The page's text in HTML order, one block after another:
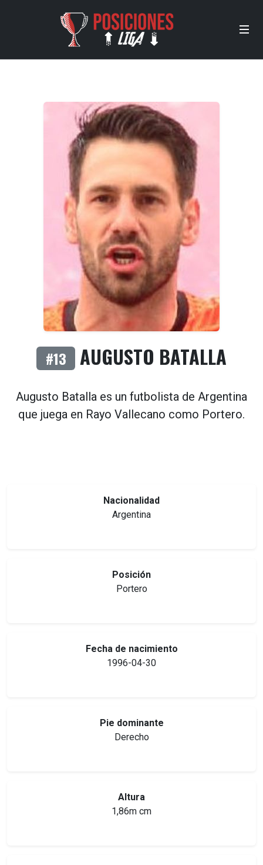
#13 AUGUSTO BATALLA
Augusto Batalla es un futbolista de Argentina
que juega en Rayo Vallecano como Portero.
Nacionalidad
Argentina
Posición
Portero
Fecha de nacimiento
1996-04-30
Pie dominante
Derecho
Altura
1,86m cm